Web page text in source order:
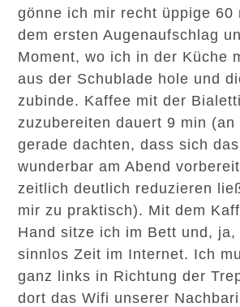
gönne ich mir recht üppige 60
dem ersten Augenaufschlag
Moment, wo ich in der Küche
aus der Schublade hole und
zubinde. Kaffee mit der
zuzubereiten dauert 9 min (an
gerade dachten, dass sich
wunderbar am Abend
zeitlich deutlich reduzieren
mir zu praktisch). Mit dem
Hand sitze ich im Bett und, ja,
sinnlos Zeit im Internet. Ich
ganz links in Richtung der
dort das Wifi unserer